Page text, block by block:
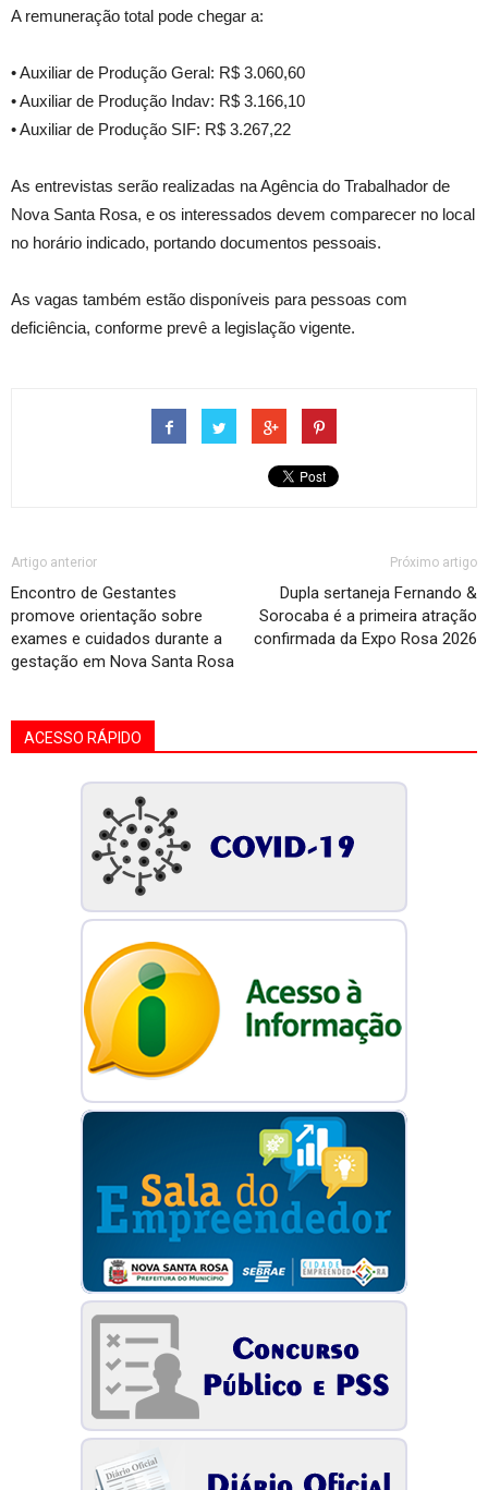
A remuneração total pode chegar a:
• Auxiliar de Produção Geral: R$ 3.060,60
• Auxiliar de Produção Indav: R$ 3.166,10
• Auxiliar de Produção SIF: R$ 3.267,22
As entrevistas serão realizadas na Agência do Trabalhador de
Nova Santa Rosa, e os interessados devem comparecer no local
no horário indicado, portando documentos pessoais.
As vagas também estão disponíveis para pessoas com
deficiência, conforme prevê a legislação vigente.
Artigo anterior
Encontro de Gestantes
promove orientação sobre
exames e cuidados durante a
gestação em Nova Santa Rosa
Próximo artigo
Dupla sertaneja Fernando &
Sorocaba é a primeira atração
confirmada da Expo Rosa 2026
ACESSO RÁPIDO